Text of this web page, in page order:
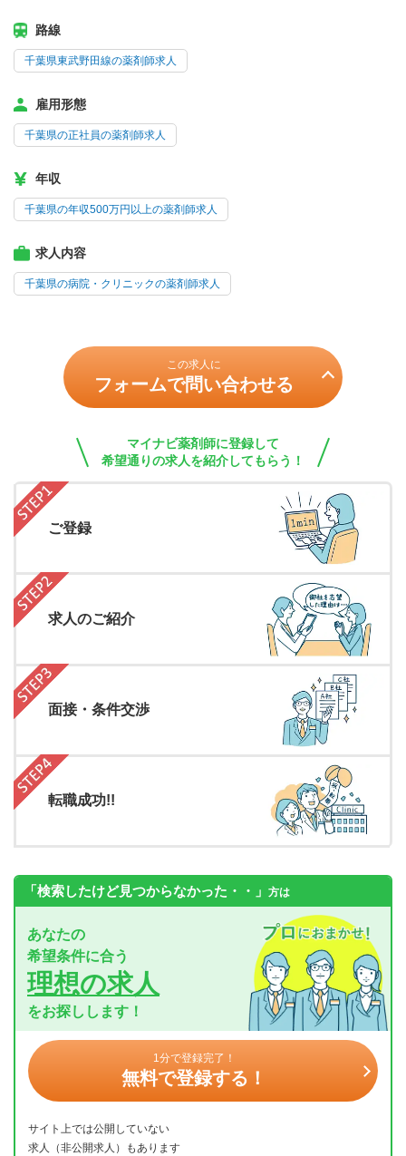
路線
千葉県東武野田線の薬剤師求人
雇用形態
千葉県の正社員の薬剤師求人
年収
千葉県の年収500万円以上の薬剤師求人
求人内容
千葉県の病院・クリニックの薬剤師求人
この求人に
フォームで問い合わせる
マイナビ薬剤師に登録して
希望通りの求人を紹介してもらう！
ご登録
求人のご紹介
面接・条件交渉
転職成功!!
「検索したけど見つからなかった・・」 方は
あなたの
希望条件に合う
理想の求人
をお探しします！
1分で登録完了！
無料で登録する！
サイト上では公開していない
求人（非公開求人）もあります